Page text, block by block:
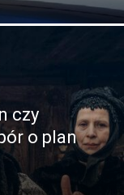
czy
o plan